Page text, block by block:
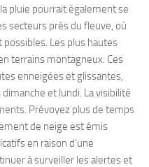
pluie pourrait également se
secteurs près du fleuve, où
Les plus hautes
terrains montagneux. Ces
enneigées et glissantes,
et lundi. La visibilité
Prévoyez plus de temps
de neige est émis
en raison d’une
à surveiller les alertes et